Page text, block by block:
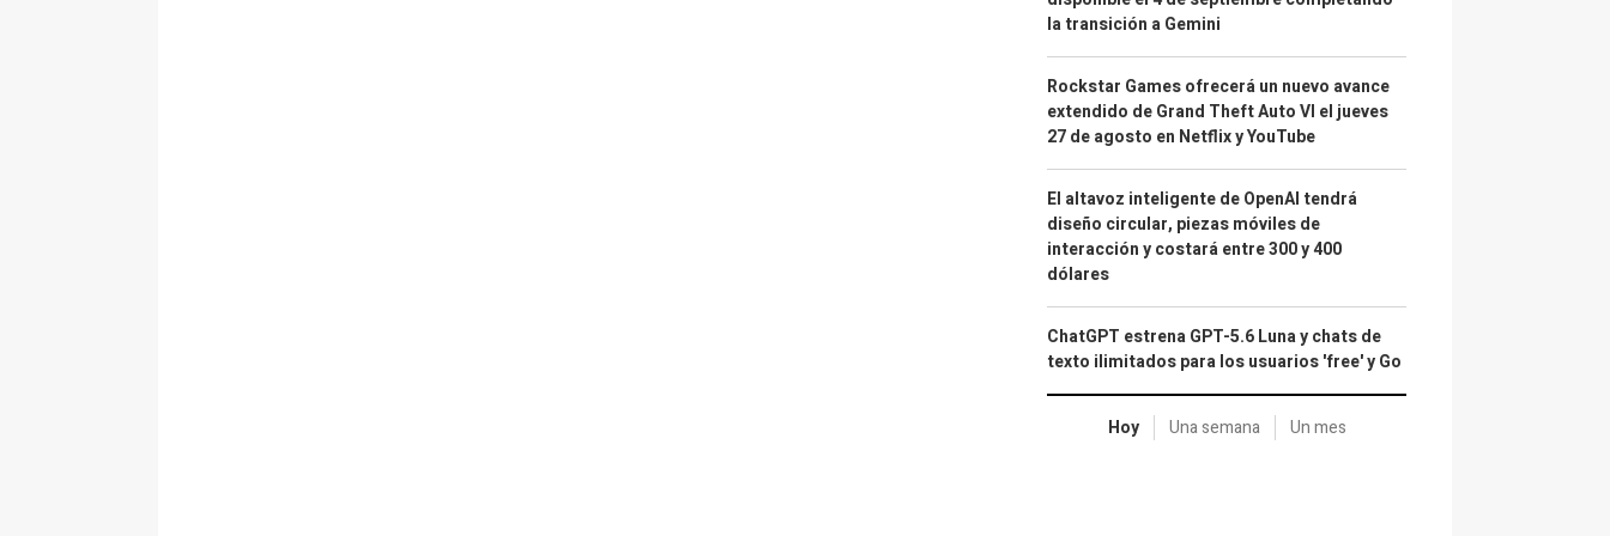
la transición a Gemini
Rockstar Games ofrecerá un nuevo avance
extendido de Grand Theft Auto VI el jueves
27 de agosto en Netflix y YouTube
El altavoz inteligente de OpenAI tendrá
diseño circular, piezas móviles de
interacción y costará entre 300 y 400
dólares
ChatGPT estrena GPT-5.6 Luna y chats de
texto ilimitados para los usuarios 'free' y Go
Hoy Una semana Un mes